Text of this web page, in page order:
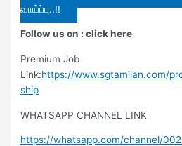
வாய்ப்பு..!!
Follow us on : click here
Premium Job
Link:https://www.sgtamilan.com/
ship
WHATSAPP CHANNEL LINK
https://whatsapp.com/channel/